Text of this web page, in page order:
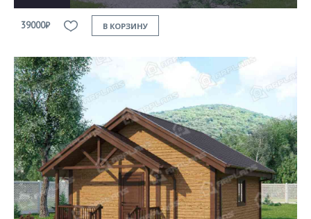
39000₽ В КОРЗИНУ